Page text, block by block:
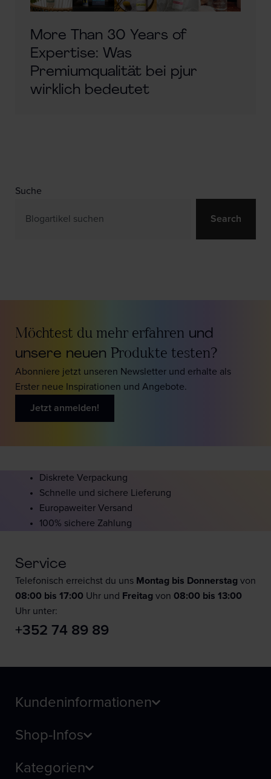
More Than 30 Years of
Expertise: Was
Premiumqualität bei pjur
wirklich bedeutet
Suche
Search
Möchtest du mehr erfahren und
unsere neuen Produkte testen?
Abonniere jetzt unseren Newsletter und erhalte als
Erster neue Inspirationen und Angebote.
Jetzt anmelden!
Diskrete Verpackung
Schnelle und sichere Lieferung
Europaweiter Versand
100% sichere Zahlung
Service
Telefonisch erreichst du uns Montag bis Donnerstag von
08:00 bis 17:00 Uhr und Freitag von 08:00 bis 13:00
Uhr unter:
+352 74 89 89
Kundeninformationen
Shop-Infos
Kategorien